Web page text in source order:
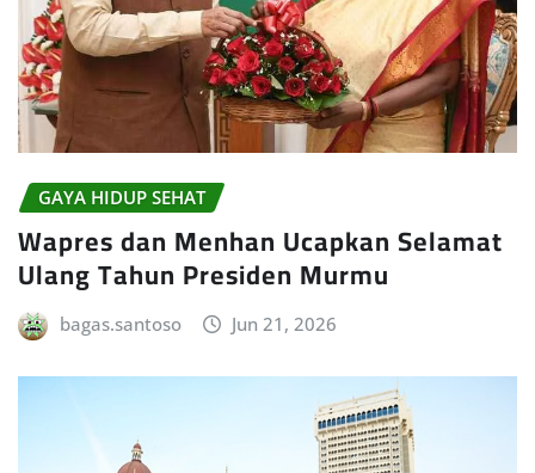
GAYA HIDUP SEHAT
Wapres dan Menhan Ucapkan Selamat
Ulang Tahun Presiden Murmu
bagas.santoso Jun 21, 2026